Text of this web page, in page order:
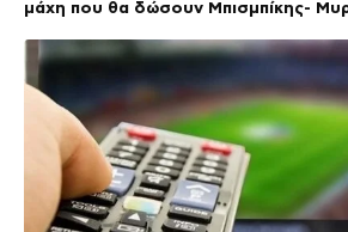
μάχη που θα δώσουν Μπισμπίκης-